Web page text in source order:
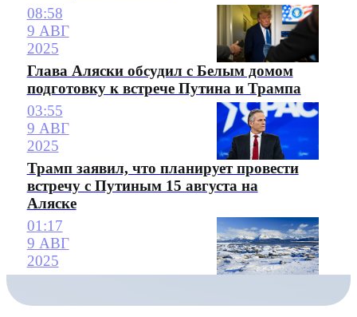
08:58
9 АВГ
2025
Глава Аляски обсудил с Белым домом
подготовку к встрече Путина и Трампа
03:55
9 АВГ
2025
Трамп заявил, что планирует провести
встречу с Путиным 15 августа на
Аляске
01:17
9 АВГ
2025